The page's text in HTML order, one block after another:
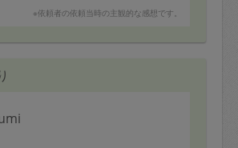
※依頼者の依頼当時の主観的な感想です。